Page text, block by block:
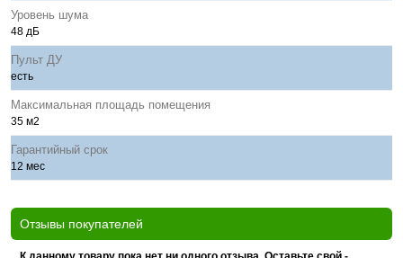
Уровень шума
48 дБ
Пульт ДУ
есть
Максимальная площадь помещения
35 м2
Гарантийный срок
12 мес
Отзывы покупателей